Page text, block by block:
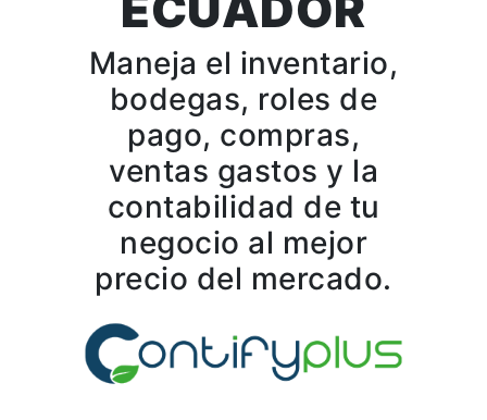
Maneja el inventario,
bodegas, roles de
pago, compras,
ventas gastos y la
contabilidad de tu
negocio al mejor
precio del mercado.